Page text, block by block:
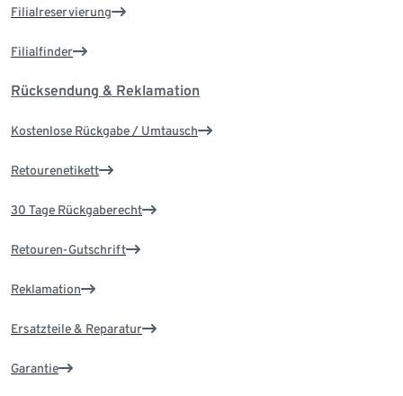
Filialreservierung
Filialfinder
Rücksendung & Reklamation
Kostenlose Rückgabe / Umtausch
Retourenetikett
30 Tage Rückgaberecht
Retouren-Gutschrift
Reklamation
Ersatzteile & Reparatur
Garantie